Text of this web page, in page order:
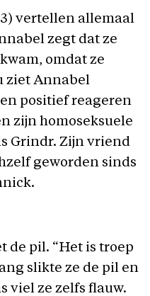
vertellen allemaal
zegt dat ze
omdat ze
ziet Annabel
positief reageren
zijn homoseksuele
Grindr. Zijn vriend
geworden sinds
de pil. “Het is troep
slikte ze de pil en
viel ze zelfs flauw.